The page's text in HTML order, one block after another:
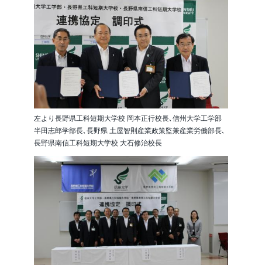
左より長野県工科短期大学校 岡本正行校長､信州大学工学部
半田志郎学部長､長野県 土屋智則産業政策監兼産業労働部長､
長野県南信工科短期大学校 大石修治校長